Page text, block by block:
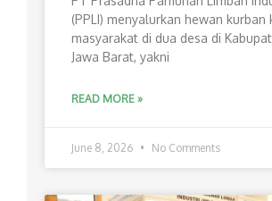
(PPLI) menyalurkan hewan kurban
masyarakat di dua desa di
Jawa Barat, yakni
READ MORE »
June 8, 2026 No Comments